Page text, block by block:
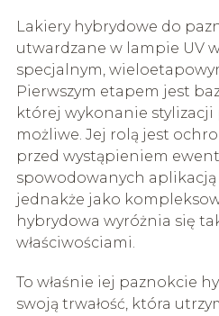
Lakiery hybrydowe do
utwardzane w lampie UV
specjalnym,
Pierwszym etapem jest
której wykonanie
możliwe. Jej rolą jest
przed wystąpieniem
spowodowanych
jednakże jako
hybrydowa wyróżnia się
właściwościami.
To właśnie iej paznokcie
swoją trwałość, która